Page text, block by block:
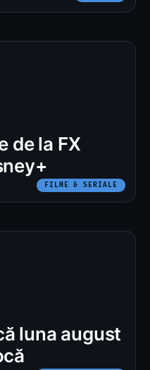
de la FX
FILME & SERIALE
luna august